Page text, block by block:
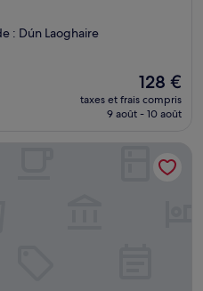
: Dún Laoghaire
Le
nouveau
prix
de
128 €
128 €
taxes et frais compris
9 août - 10 août